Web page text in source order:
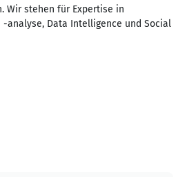
Wir stehen für Expertise in
-analyse, Data Intelligence und Social